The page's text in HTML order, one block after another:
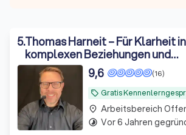
5.Thomas Harneit – Für Klarheit in
komplexen Beziehungen und
Entscheidungen –
Paarbegleitung &
local_offer Gratis
(16)
9,6
place Arbeitsbereich
timelapse Vor 6 Jahren